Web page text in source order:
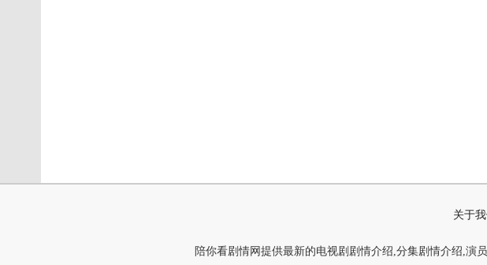
关于
陪你看剧情网提供最新的电视剧剧情介绍,分集剧情介绍,演